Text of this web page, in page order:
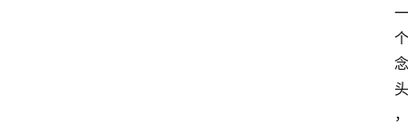
一
个
念
头
，